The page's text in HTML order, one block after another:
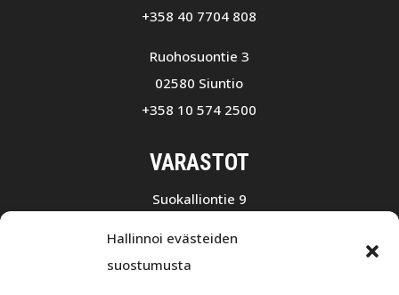
Hallinnoi evästeiden
suostumusta
+358 40 7704 808
Ruohosuontie 3
02580 Siuntio
+358 10 574 2500
VARASTOT
Suokalliontie 9